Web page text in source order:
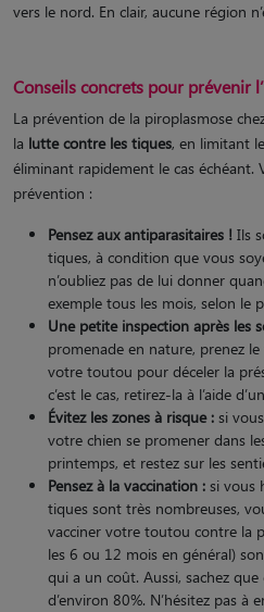
vers le nord. En clair, aucune région
Conseils concrets pour prévenir
La prévention de la piroplasmose
la lutte contre les tiques, en limitant
éliminant rapidement le cas échéant.
prévention :
Pensez aux antiparasitaires ! Ils
tiques, à condition que vous
n’oubliez pas de lui donner
exemple tous les mois, selon le
Une petite inspection après les
promenade en nature, prenez
votre toutou pour déceler la
c’est le cas, retirez-la à l’aide
Évitez les zones à risque : si
votre chien se promener dans
printemps, et restez sur les
Pensez à la vaccination : si vous
tiques sont très nombreuses,
vacciner votre toutou contre la
les 6 ou 12 mois en général)
qui a un coût. Aussi, sachez
d’environ 80%. N’hésitez pas à